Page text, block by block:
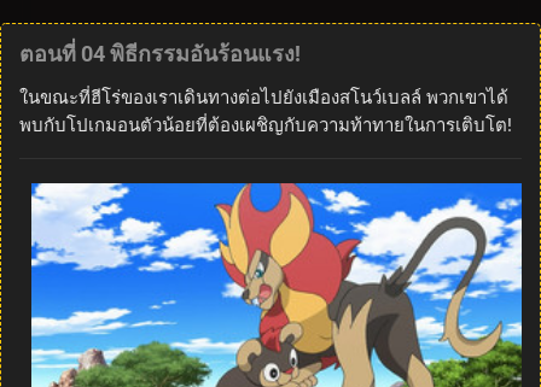
ตอนที่ 04 พิธีกรรมอันร้อนแรง!
ในขณะที่ฮีโร่ของเราเดินทางต่อไปยังเมืองสโนว์เบลล์ พวกเขาได้
พบกับโปเกมอนตัวน้อยที่ต้องเผชิญกับความท้าทายในการเติบโต!